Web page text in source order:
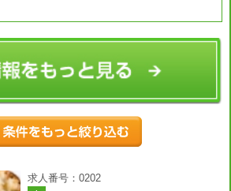
求人番号：0202